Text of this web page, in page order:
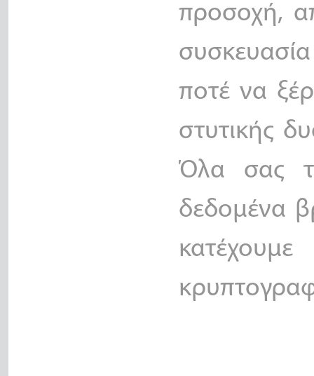
προσοχή,
ποτέ να
στυτικής
Όλα σας
δεδομένα